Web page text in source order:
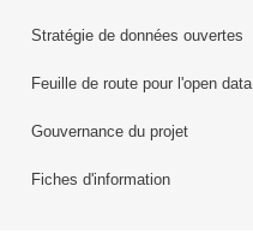
Stratégie de données ouvertes
Feuille de route pour l'open data
Gouvernance du projet
Fiches d'information